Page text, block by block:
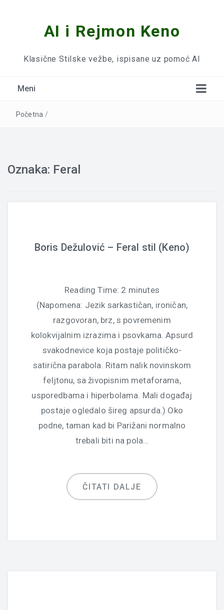
AI i Rejmon Keno
Klasične Stilske vežbe, ispisane uz pomoć AI
Meni
Početna /
Oznaka: Feral
Boris Dežulović – Feral stil (Keno)
Reading Time: 2 minutes
(Napomena: Jezik sarkastičan, ironičan,
razgovoran, brz, s povremenim
kolokvijalnim izrazima i psovkama. Apsurd
svakodnevice koja postaje političko-
satirična parabola. Ritam nalik novinskom
feljtonu, sa živopisnim metaforama,
usporedbama i hiperbolama. Mali događaj
postaje ogledalo šireg apsurda.) Oko
podne, taman kad bi Parižani normalno
trebali biti na pola…
ČITATI DALJE